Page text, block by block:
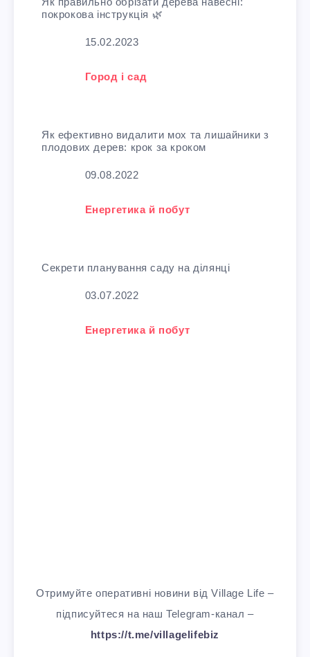
покрокова інструкція 🌿
15.02.2023
У зв'язку з тим, що
Город і сад
Як ефективно видалити мох та лишайники з
плодових дерев: крок за кроком
09.08.2022
У зв'язку з тим, що
Енергетика й побут
Секрети планування саду на ділянці
03.07.2022
У зв'язку з тим, що
Енергетика й побут
Отримуйте оперативні новини від Village Life –
підписуйтеся на наш Telegram-канал –
https://t.me/villagelifebiz